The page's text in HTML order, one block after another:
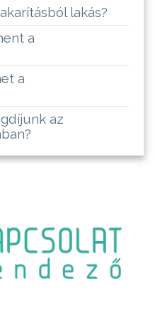
lakás?
a
a
az